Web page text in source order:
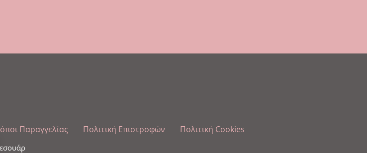
Παραγγελίας Πολιτική Επιστροφών Πολιτική Cookies